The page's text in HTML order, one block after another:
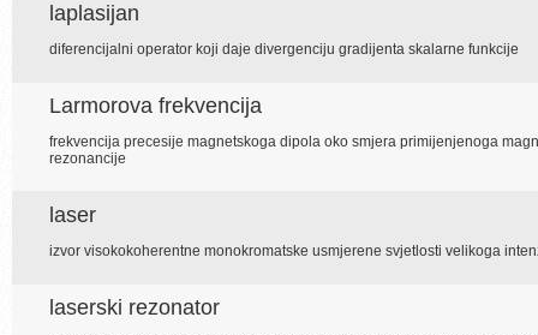
laplasijan
diferencijalni operator koji daje divergenciju gradijenta skalarne funkcije
Larmorova frekvencija
frekvencija precesije magnetskoga dipola oko smjera primijenjenoga
rezonancije
laser
izvor visokokoherentne monokromatske usmjerene svjetlosti velikoga
laserski rezonator